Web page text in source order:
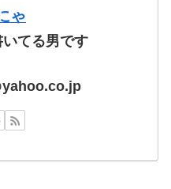
ゃ
てる男です